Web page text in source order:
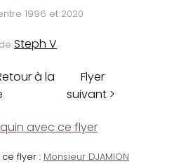
1996 et 2020
Steph V
à la
Flyer
suivant >
avec ce flyer
flyer : Monsieur DJAMION